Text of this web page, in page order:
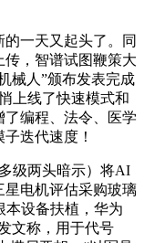
一天又起头了。同
传，智谱试图鞭策大
械人”颁布发表完成
上线了快速模式和
编程、法令、医学
迭代速度！
级两头暗示）将AI
星电机评估采购玻璃
本设备扶植，华为
文称，用于代号